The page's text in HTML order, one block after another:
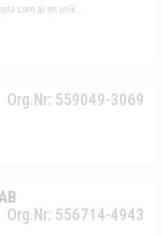
som är en unik...
Org.Nr: 559049-3069
Org.Nr: 556714-4943